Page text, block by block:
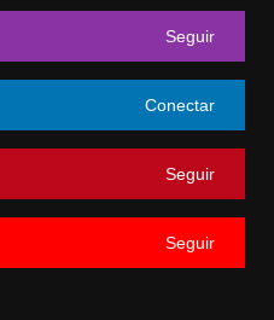
Seguir
Conectar
Seguir
Seguir